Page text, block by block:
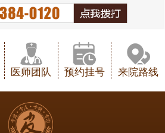
医师团队 预约挂号 来院路线